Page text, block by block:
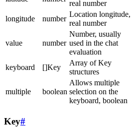
real number
longitude
number
Location longitude,
real number
value number
Number, usually
used in the chat
evaluation
keyboard []Key
Array of Key
structures
multiple boolean
Allows multiple
selection on the
keyboard, boolean
Key#